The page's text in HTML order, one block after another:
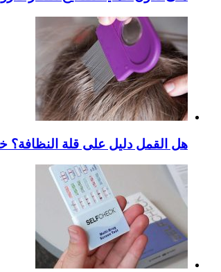
هل القمل دليل على قلة النظافة؟